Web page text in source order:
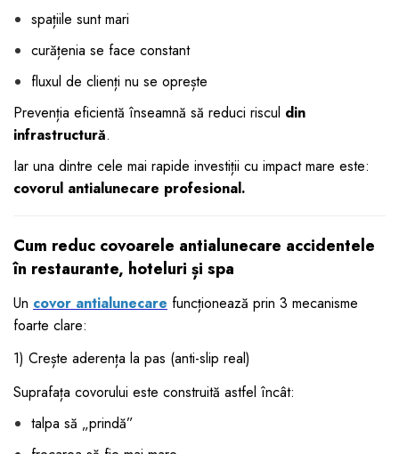
spațiile sunt mari
curățenia se face constant
fluxul de clienți nu se oprește
Prevenția eficientă înseamnă să reduci riscul din
infrastructură.
Iar una dintre cele mai rapide investiții cu impact mare este:
covorul antialunecare profesional.
Cum reduc covoarele antialunecare accidentele
în restaurante, hoteluri și spa
Un covor antialunecare funcționează prin 3 mecanisme
foarte clare:
1) Crește aderența la pas (anti-slip real)
Suprafața covorului este construită astfel încât:
talpa să „prindă”